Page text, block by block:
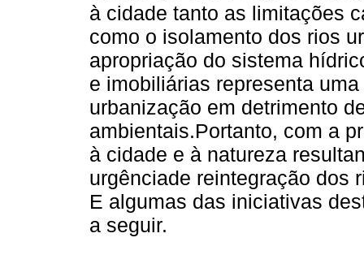
à cidade tanto as limitações
como o isolamento dos rios
apropriação do sistema
e imobiliárias representa
urbanização em detrimento
ambientais.Portanto, com a
à cidade e à natureza
urgênciade reintegração dos
E algumas das iniciativas
a seguir.